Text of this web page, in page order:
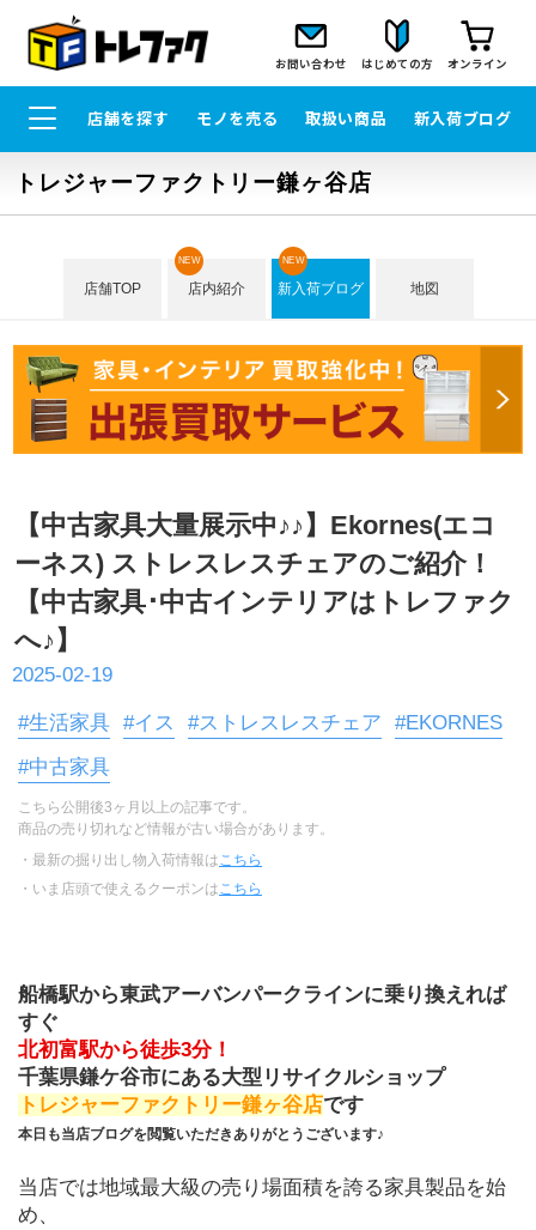
お問い合わせ はじめての方 オンライン
店舗を探す モノを売る 取扱い商品 新入荷ブログ
トレジャーファクトリー鎌ヶ谷店
店舗TOP 店内紹介
NEW
新入荷ブログ
NEW
地図
【中古家具大量展示中♪♪】Ekornes(エコ
ーネス) ストレスレスチェアのご紹介！
【中古家具･中古インテリアはトレファク
へ♪】
2025-02-19
#生活家具 #イス #ストレスレスチェア
#EKORNES
#中古家具
こちら公開後3ヶ月以上の記事です。
商品の売り切れなど情報が古い場合があります。
・最新の掘り出し物入荷情報はこちら
・いま店頭で使えるクーポンはこちら
船橋駅から東武アーバンパークラインに乗り換えれば
すぐ
北初富駅から徒歩3分！
千葉県鎌ケ谷市にある大型リサイクルショップ
トレジャーファクトリー鎌ヶ谷店です
本日も当店ブログを閲覧いただきありがとうございます♪
当店では地域最大級の売り場面積を誇る家具製品を始
め、